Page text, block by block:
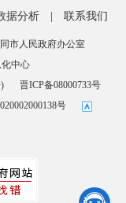
据分析 联系我们
市人民政府办公室
中心
晋ICP备08000733号
号